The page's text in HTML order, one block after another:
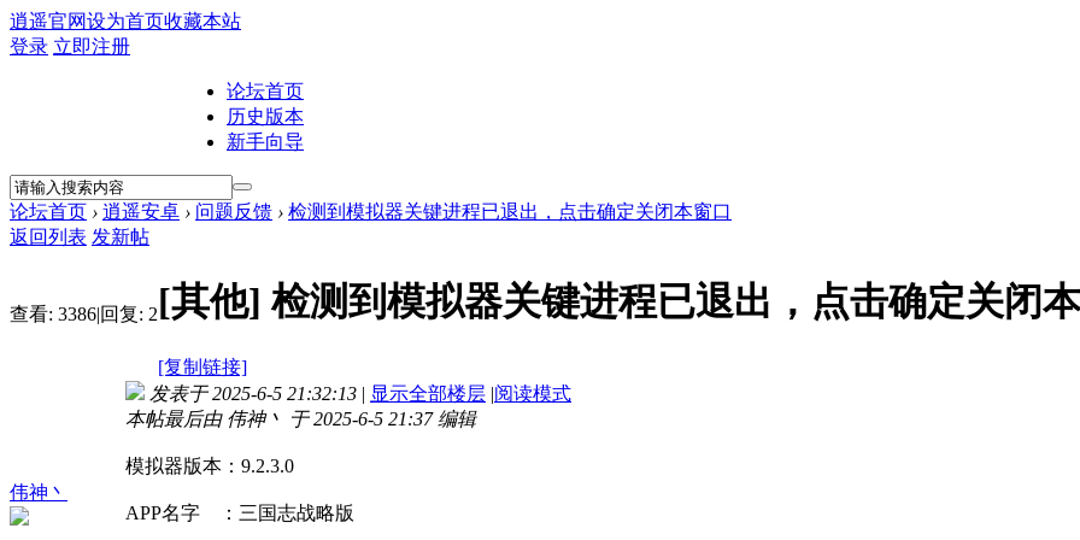
逍遥官网设为首页收藏本站
登录 立即注册
论坛首页
历史版本
新手向导
论坛首页 › 逍遥安卓 › 问题反馈 › 检测到模拟器关键进程已退出，点击确定关闭本窗口
返回列表 发新帖
查看: 3386|回复: 2[其他]检测到模拟器关键进程已退出，点击确定关闭
[复制链接]
伟神丶
发表于 2025-6-5 21:32:13 | 显示全部楼层 |阅读模式
本帖最后由 伟神丶 于 2025-6-5 21:37 编辑
模拟器版本：9.2.3.0
APP名字 ：三国志战略版